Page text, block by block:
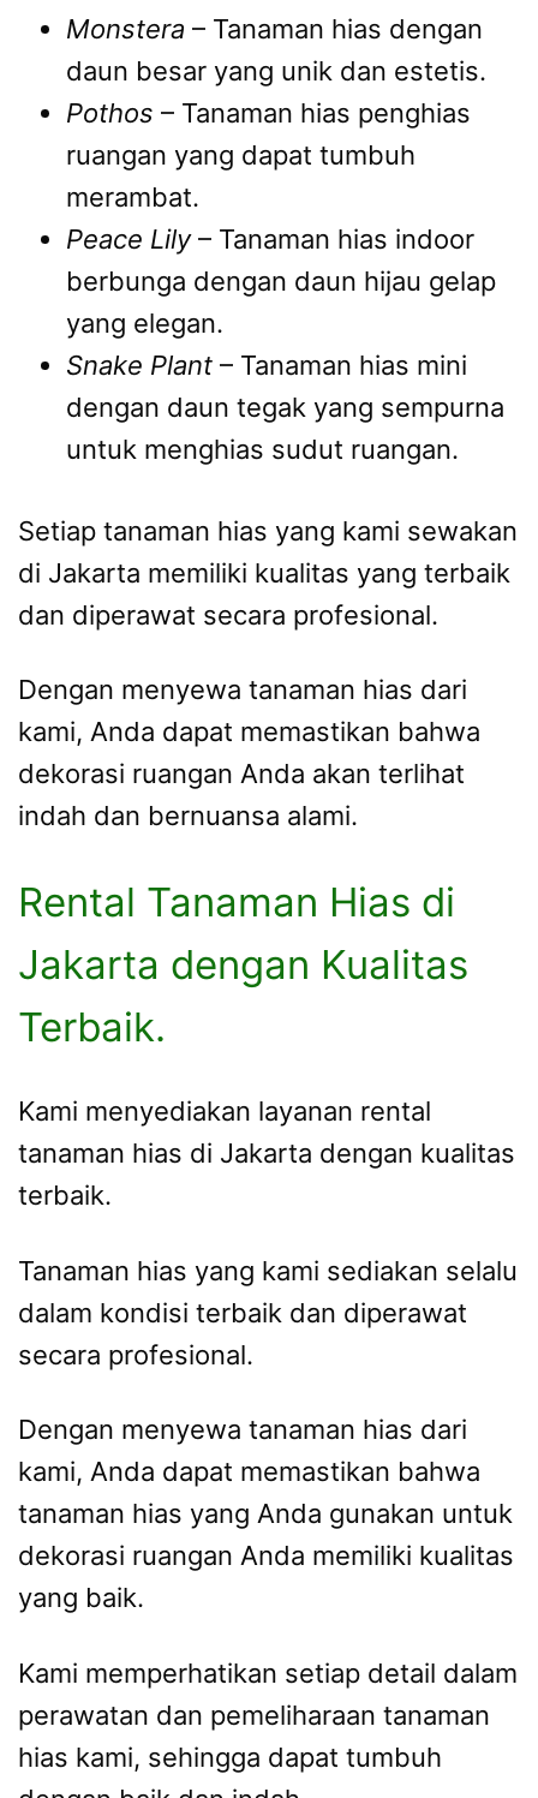
Monstera – Tanaman hias dengan
daun besar yang unik dan estetis.
Pothos – Tanaman hias penghias
ruangan yang dapat tumbuh
merambat.
Peace Lily– Tanaman hias indoor
berbunga dengan daun hijau gelap
yang elegan.
Snake Plant – Tanaman hias mini
dengan daun tegak yang sempurna
untuk menghias sudut ruangan.
Setiap tanaman hias yang kami sewakan
di Jakarta memiliki kualitas yang terbaik
dan diperawat secara profesional.
Dengan menyewa tanaman hias dari
kami, Anda dapat memastikan bahwa
dekorasi ruangan Anda akan terlihat
indah dan bernuansa alami.
Rental Tanaman Hias di
Jakarta dengan Kualitas
Terbaik.
Kami menyediakan layanan rental
tanaman hias di Jakarta dengan kualitas
terbaik.
Tanaman hias yang kami sediakan selalu
dalam kondisi terbaik dan diperawat
secara profesional.
Dengan menyewa tanaman hias dari
kami, Anda dapat memastikan bahwa
tanaman hias yang Anda gunakan untuk
dekorasi ruangan Anda memiliki kualitas
yang baik.
Kami memperhatikan setiap detail dalam
perawatan dan pemeliharaan tanaman
hias kami, sehingga dapat tumbuh